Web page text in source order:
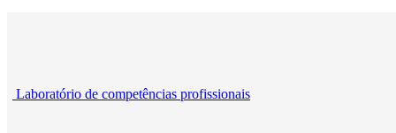
Laboratório de competências profissionais